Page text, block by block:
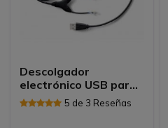
Descolgador
electrónico USB para
Cisco Unified5 de 3 Reseñas